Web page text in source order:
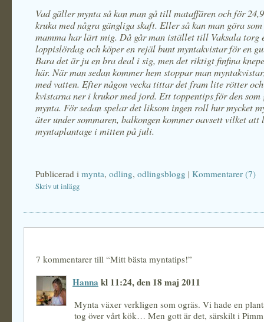
Vad gäller mynta så kan man gå till mataffären och för
kruka med några gängliga skaft. Eller så kan man göra
mamma har lärt mig. Då går man istället till Vaksala torg
loppislördag och köper en rejäl bunt myntakvistar för en
Bara det är ju en bra deal i sig, men det riktigt finfina
här. När man sedan kommer hem stoppar man
med vatten. Efter någon vecka tittar det fram lite rötter
kvistarna ner i krukor med jord. Ett toppentips för den
mynta. För sedan spelar det liksom ingen roll hur mycket
äter under sommaren, balkongen kommer oavsett vilket
myntaplantage i mitten på juli.
Publicerad i mynta, odling, odlingsblogg | Kommentarer (7)
Skriv ut inlägg
7 kommentarer till “Mitt bästa myntatips!”
Hanna kl 11:24, den 18 maj 2011
Mynta växer verkligen som ogräs. Vi hade en
tog över vårt kök… Men gott är det, särskilt i